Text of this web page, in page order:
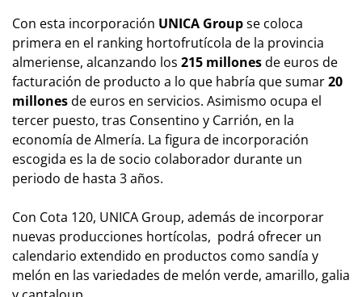
Con esta incorporación UNICA Groupse coloca
primera en el ranking hortofrutícola de la provincia
almeriense, alcanzando los 215 millonesde euros de
facturación de producto a lo que habría que sumar20
millonesde euros en servicios. Asimismo ocupa el
tercer puesto, tras Consentino y Carrión, en la
economía de Almería. La figura de incorporación
escogida es la de socio colaborador durante un
periodo de hasta 3 años.
Con Cota 120, UNICA Group, además de incorporar
nuevas producciones hortícolas, podrá ofrecer un
calendario extendido en productos como sandía y
melón en las variedades de melón verde, amarillo, galia